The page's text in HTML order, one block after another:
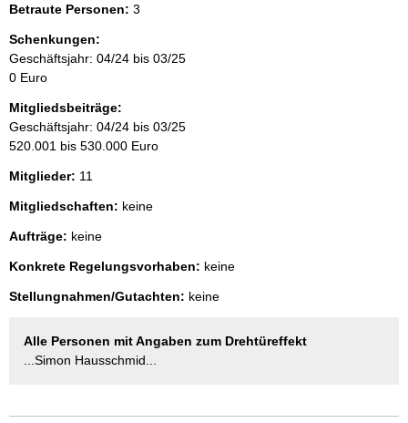
Betraute Personen: 3
Schenkungen:
Geschäftsjahr: 04/24 bis 03/25
0 Euro
Mitgliedsbeiträge:
Geschäftsjahr: 04/24 bis 03/25
520.001 bis 530.000 Euro
Mitglieder: 11
Mitgliedschaften: keine
Aufträge: keine
Konkrete Regelungsvorhaben: keine
Stellungnahmen/Gutachten: keine
Alle Personen mit Angaben zum Drehtüreffekt
...Simon Hausschmid...